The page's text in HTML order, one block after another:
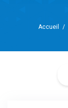
Accueil /